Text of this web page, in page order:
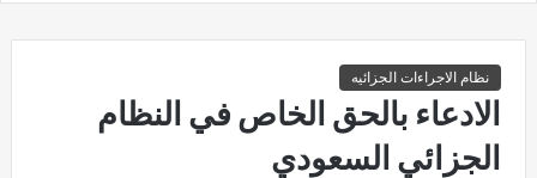
نظام الاجراءات الجزائيه
الادعاء بالحق الخاص في النظام
الجزائي السعودي